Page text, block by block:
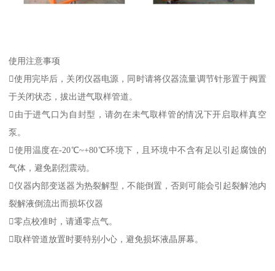
使用注意事项
使用完毕后，关闭仪器电源，同时请将仪器流量调节针形置于阀置
于关闭状态，拔出进气取样管道。
由于进气口为自封型，请勿在未气取样管的情况下开启取样真空
泵。
使用温度在-20℃~+80℃环境下，且环境中不含有足以引起腐蚀的
气体，避免剧烈震动。
仪器内部变送器为热裂解型，不能倒置，否则可能会引起裂解池内
裂解液倒流出而损坏仪器
零点校准时，请通零点气。
取样管道放置时要特别小心，避免损坏液晶屏幕。